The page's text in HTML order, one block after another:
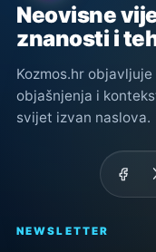
Neovisne
znanosti i
Kozmos.hr
objašnjenja i
svijet izvan naslova.
NEWSLETTER